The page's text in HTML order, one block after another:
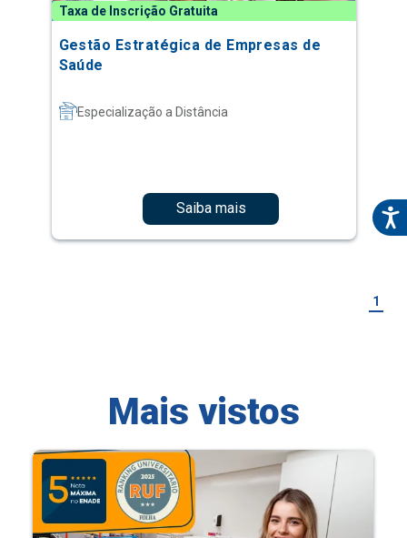
Taxa de Inscrição Gratuita
Gestão Estratégica de Empresas de
Saúde
Especialização a Distância
Saiba mais
1
Mais vistos